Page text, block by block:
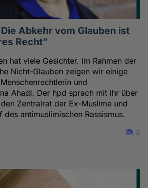
Abkehr vom Glauben ist
Recht"
hat viele Gesichter. Im Rahmen der
Nicht-Glauben zeigen wir einige
und
Ahadi. Der hpd sprach mit ihr über
Zentralrat der Ex-Muslime und
antimuslimischen Rassismus.
3